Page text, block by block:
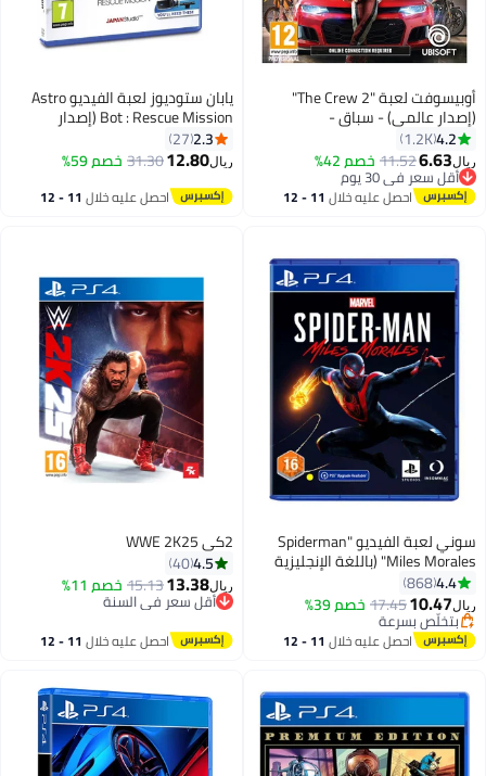
أوبيسوفت لعبة "The Crew 2"
(إصدار عالمي) - سباق -
playstation_4_ps4
4.2
1.2K
ريال6.63
11.52خصم 42%
أقل سعر في 30 يوم
أقل سعر في 30 يوماحصل عليه خلال 11 - 12
يابان ستوديوز لعبة الفيديو Astro
Bot : Rescue Mission (إصدار
عالمي) - playstation_4_ps4
2.3
27
ريال12.80
31.30خصم 59%
احصل عليه خلال 11 - 12
سوني لعبة الفيديو "Spiderman
Miles Morales" (باللغة الإنجليزية
والعربية) - إصدار الإمارات العربية
المتحدة - مغامرة -
playstation_4_ps4
4.4
868
ريال10.47
17.45خصم 39%
بتخلّص بسرعة
بتخلّص بسرعةاحصل عليه خلال 11 - 12
2كي WWE 2K25
4.5
40
ريال13.38
15.13خصم 11%
أقل سعر في السنة
أقل سعر في السنة
احصل عليه خلال 11 - 12